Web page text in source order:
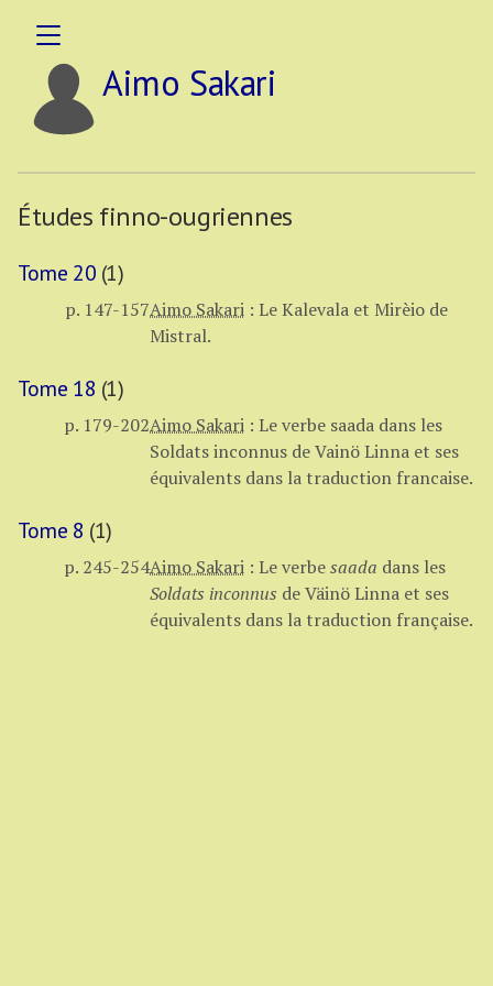
Aimo Sakari
Études finno-ougriennes
Tome 20 (1)
p. 147-157Aimo Sakari : Le Kalevala et Mirèio de
Mistral.
Tome 18 (1)
p. 179-202Aimo Sakari : Le verbe saada dans les
Soldats inconnus de Vainö Linna et ses
équivalents dans la traduction francaise.
Tome 8 (1)
p. 245-254Aimo Sakari : Le verbesaada dans les
Soldats inconnus de Väinö Linna et ses
équivalents dans la traduction française.